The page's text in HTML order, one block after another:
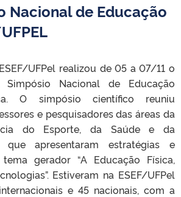
Nacional de Educação
UFPel realizou de 05 a 07/11 o
Simpósio Nacional de Educação
O simpósio científico reuniu
e pesquisadores das áreas da
do Esporte, da Saúde e da
que apresentaram estratégias e
gerador “A Educação Física,
Estiveram na ESEF/UFPel
e 45 nacionais, com a